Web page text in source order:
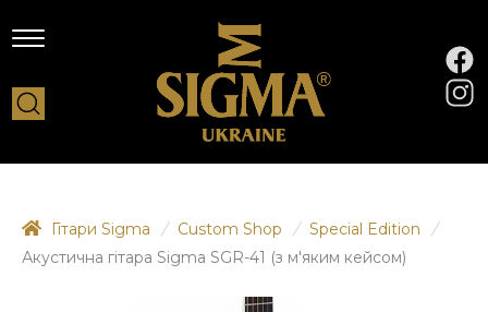
Гітари Sigma / Custom Shop / Special Edition
/
Акустична гітара Sigma SGR-41 (з м'яким кейсом)